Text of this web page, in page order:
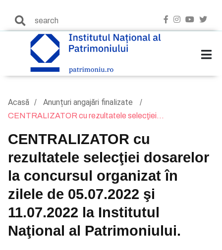
Acasă Anunțuri angajări finalizate
CENTRALIZATOR cu rezultatele selecţiei...
CENTRALIZATOR cu
rezultatele selecţiei dosarelor
la concursul organizat în
zilele de 05.07.2022 şi
11.07.2022 la Institutul
Naţional al Patrimoniului.